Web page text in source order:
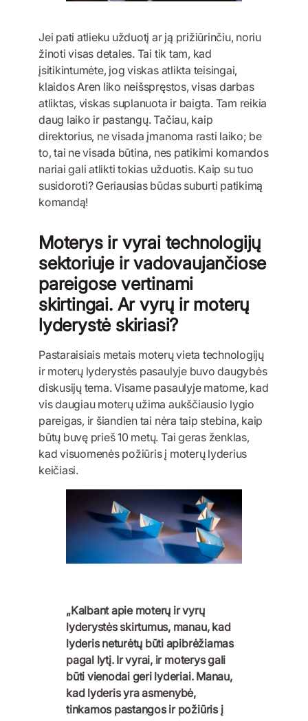
Jei pati atlieku užduotį ar ją prižiūrinčiu, noriu
žinoti visas detales. Tai tik tam, kad
įsitikintumėte, jog viskas atlikta teisingai,
klaidos Aren liko neišspręstos, visas darbas
atliktas, viskas suplanuota ir baigta. Tam reikia
daug laiko ir pastangų. Tačiau, kaip
direktorius, ne visada įmanoma rasti laiko; be
to, tai ne visada būtina, nes patikimi komandos
nariai gali atlikti tokias užduotis. Kaip su tuo
susidoroti? Geriausias būdas suburti patikimą
komandą!
Moterys ir vyrai technologijų
sektoriuje ir vadovaujančiose
pareigose vertinami
skirtingai. Ar vyrų ir moterų
lyderystė skiriasi?
Pastaraisiais metais moterų vieta technologijų
ir moterų lyderystės pasaulyje buvo daugybės
diskusijų tema. Visame pasaulyje matome, kad
vis daugiau moterų užima aukščiausio lygio
pareigas, ir šiandien tai nėra taip stebina, kaip
būtų buvę prieš 10 metų. Tai geras ženklas,
kad visuomenės požiūris į moterų lyderius
keičiasi.
„Kalbant apie moterų ir vyrų
lyderystės skirtumus, manau, kad
lyderis neturėtų būti apibrėžiamas
pagal lytį. Ir vyrai, ir moterys gali
būti vienodai geri lyderiai. Manau,
kad lyderis yra asmenybė,
tinkamos pastangos ir požiūris į